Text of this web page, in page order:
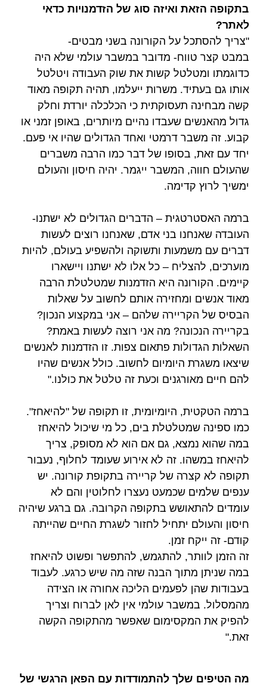
בתקופה הזאת ואיזה סוג של הזדמנויות כדאי
לאתר?
"צריך להסתכל על הקורונה בשני מבטים-
במבט קצר טווח- מדובר במשבר עולמי שלא היה
כדוגמתו ומטלטל קשות את שוק העבודה ויטלטל
אותו גם בעתיד. משרות ייעלמו, תהיה תקופה מאוד
קשה מבחינה תעסוקתית כי הכלכלה יורדת וחלק
גדול מהאנשים שעבדו נהיים מיותרים, באופן זמני או
קבוע. זה משבר דרמטי ואחד הגדולים שהיו אי פעם.
יחד עם זאת, בסופו של דבר כמו הרבה משברים
שהעולם חווה, המשבר ייגמר. יהיה חיסון והעולם
ימשיך לרוץ קדימה.
ברמה האסטרטגית – הדברים הגדולים לא ישתנו-
העובדה שאנחנו בני אדם, שאנחנו רוצים לעשות
דברים עם משמעות ותשוקה ולהשפיע בעולם, להיות
מוערכים, להצליח – כל אלו לא ישתנו ויישארו
קיימים. הקורונה היא הזדמנות שמטלטלת הרבה
מאוד אנשים ומחזירה אותם לחשוב על שאלות
הבסיס של הקריירה שלהם – אני במקצוע הנכון?
בקריירה הנכונה? מה אני רוצה לעשות באמת?
השאלות הגדולות פתאום צפות. זו הזדמנות לאנשים
שיצאו משגרת היומיום לחשוב. כולל אנשים שהיו
להם חיים מאורגנים וכעת זה טלטל את כולנו."
ברמה הטקטית, היומיומית, זו תקופה של "להיאחז".
כמו ספינה שמטלטלת בים, כל מי שיכול להיאחז
במה שהוא נמצא, גם אם הוא לא מסופק, צריך
להיאחז במשהו. זה לא אירוע שעומד לחלוף, נעבור
תקופה לא קצרה של קריירה בתקופת קורונה. יש
ענפים שלמים שכמעט נעצרו לחלוטין והם לא
עומדים להתאושש בתקופה הקרובה. גם ברגע שיהיה
חיסון והעולם יתחיל לחזור לשגרת החיים שהייתה
קודם- זה ייקח זמן.
זה הזמן לוותר, להתגמש, להתפשר ופשוט להיאחז
במה שניתן מתוך הבנה שזה מה שיש כרגע. לעבוד
בעבודות שהן לפעמים הליכה אחורה או הצידה
מהמסלול. במשבר עולמי אין לאן לברוח וצריך
להפיק את המקסימום שאפשר מהתקופה הקשה
זאת."
מה הטיפים שלך להתמודדות עם הפאן הרגשי של